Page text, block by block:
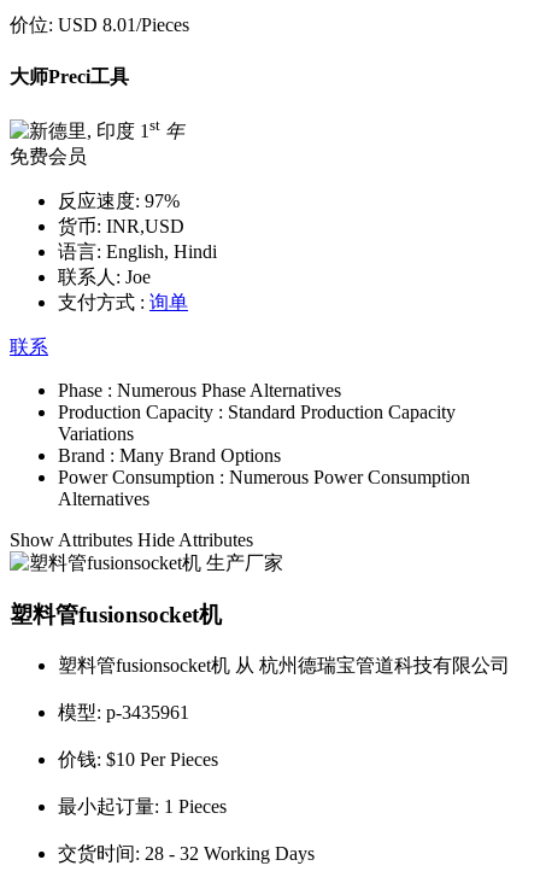
价位: USD 8.01/Pieces
大师Preci工具
1 st 年
免费会员
反应速度: 97%
货币: INR,USD
语言: English, Hindi
联系人: Joe
支付方式 : 询单
联系
Phase : Numerous Phase Alternatives
Production Capacity : Standard Production Capacity
Variations
Brand : Many Brand Options
Power Consumption : Numerous Power Consumption
Alternatives
Show Attributes Hide Attributes
塑料管fusionsocket机
塑料管fusionsocket机 从 杭州德瑞宝管道科技有限公司
模型: p-3435961
价钱: $10 Per Pieces
最小起订量: 1 Pieces
交货时间: 28 - 32 Working Days